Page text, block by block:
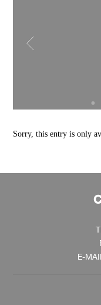
Sorry, this entry is only
E-